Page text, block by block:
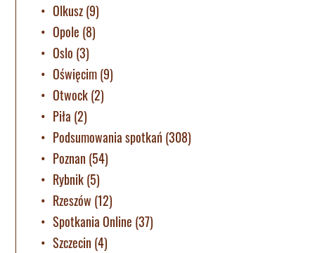
Olkusz(9)
Opole (8)
Oslo (3)
Oświęcim(9)
Otwock(2)
Piła (2)
Podsumowania spotkań (308)
Poznan (54)
Rybnik(5)
Rzeszów (12)
Spotkania Online (37)
Szczecin (4)